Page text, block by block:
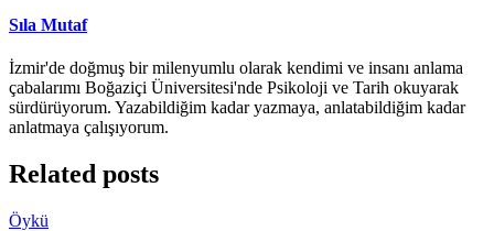
Sıla Mutaf
İzmir'de doğmuş bir milenyumlu olarak kendimi ve insanı anlama
çabalarımı Boğaziçi Üniversitesi'nde Psikoloji ve Tarih okuyarak
sürdürüyorum. Yazabildiğim kadar yazmaya, anlatabildiğim kadar
anlatmaya çalışıyorum.
Related posts
Öykü